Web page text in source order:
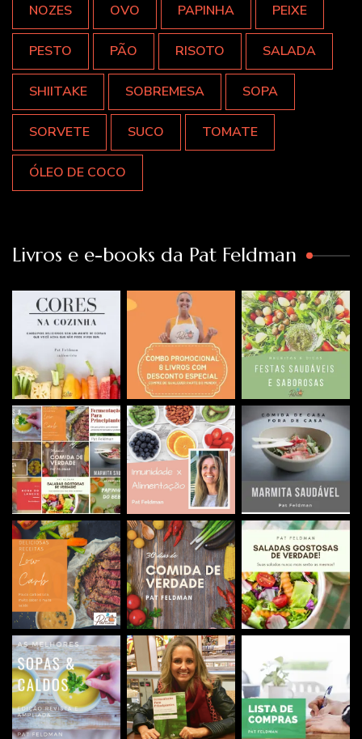
NOZES OVO PAPINHA PEIXE
PESTO PÃO RISOTO SALADA
SHIITAKE SOBREMESA SOPA
SORVETE SUCO TOMATE
ÓLEO DE COCO
Livros e e-books da Pat Feldman